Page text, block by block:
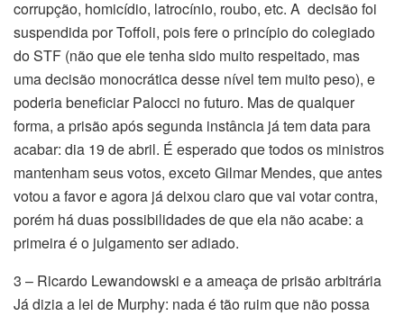
corrupção, homicídio, latrocínio, roubo, etc. A decisão foi
suspendida por Toffoli, pois fere o princípio do colegiado
do STF (não que ele tenha sido muito respeitado, mas
uma decisão monocrática desse nível tem muito peso), e
poderia beneficiar Palocci no futuro. Mas de qualquer
forma, a prisão após segunda instância já tem data para
acabar: dia 19 de abril. É esperado que todos os ministros
mantenham seus votos, exceto Gilmar Mendes, que antes
votou a favor e agora já deixou claro que vai votar contra,
porém há duas possibilidades de que ela não acabe: a
primeira é o julgamento ser adiado.
3 – Ricardo Lewandowski e a ameaça de prisão arbitrária
Já dizia a lei de Murphy: nada é tão ruim que não possa